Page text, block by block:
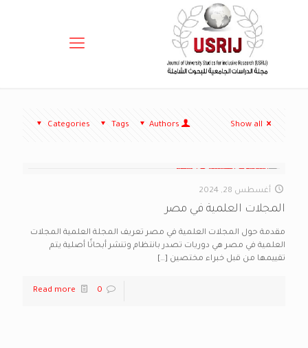
Categories Tags Authors Show all
أغسطس 28, 2024
المجلات العلمية في مصر
مقدمة حول المجلات العلمية في مصر تعريف المجلة العلمية المجلات
العلمية في مصر هي دوريات تصدر بانتظام وتنشر أبحاثًا أصلية يتم
تقييمها من قبل خبراء مختصين […]
0
Read more